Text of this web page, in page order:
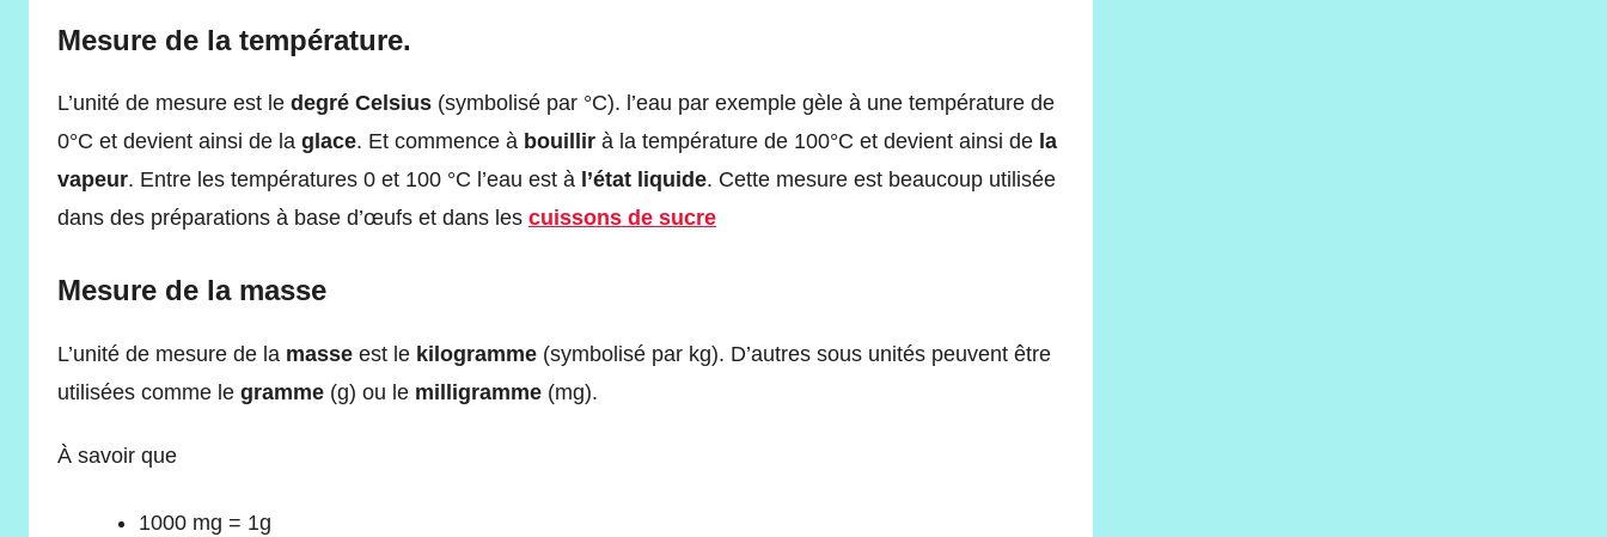
Mesure de la température.
L’unité de mesure est le degré Celsius (symbolisé par °C). l’eau par exemple gèle à une température de
0°C et devient ainsi de la glace. Et commence à bouillir à la température de 100°C et devient ainsi de la
vapeur. Entre les températures 0 et 100 °C l’eau est à l’état liquide. Cette mesure est beaucoup utilisée
dans des préparations à base d’œufs et dans les cuissons de sucre
Mesure de la masse
L’unité de mesure de la masse est le kilogramme (symbolisé par kg). D’autres sous unités peuvent être
utilisées comme le gramme (g) ou le milligramme (mg).
À savoir que
1000 mg = 1g